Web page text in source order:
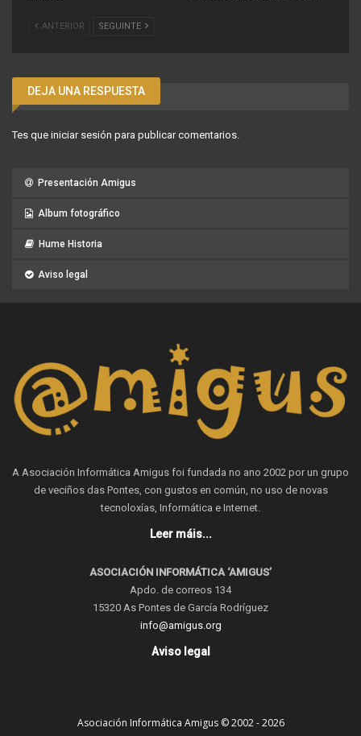
ANTERIOR SEGUINTE
DEJA UNA RESPUESTA
Tes que iniciar sesión para publicar comentarios.
Presentación Amigus
Album fotográfico
Hume Historia
Aviso legal
A Asociación Informática Amigus foi fundada no ano 2002 por un grupo
de veciños das Pontes, con gustos en común, no uso de novas
tecnoloxías, Informática e Internet.
Leer máis...
ASOCIACIÓN INFORMÁTICA ‘AMIGUS’
Apdo. de correos 134
15320 As Pontes de García Rodríguez
info@amigus.org
Aviso legal
Asociación Informática Amigus © 2002 - 2026